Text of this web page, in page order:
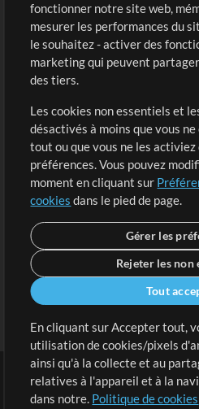
Boutique
Acheter des crédits
Contenu gratuit
Demander les pistes
Extras
Sessions
Soumettre votre contenu
Listes de lecture
Conférence MT
fonctionner notre site web,
mesurer les performances du
le souhaitez - activer des
marketing qui peuvent
des tiers.
Les cookies non essentiels et
désactivés à moins que vous
tout ou que vous ne les activiez
préférences. Vous pouvez
moment en cliquant sur
cookies dans le pied de page.
Gérer les
Rejeter les non
Tout
En cliquant sur Accepter tout,
utilisation de cookies/pixels
ainsi qu'à la collecte et au
relatives à l'appareil et à la
dans notre. Politique de cookies